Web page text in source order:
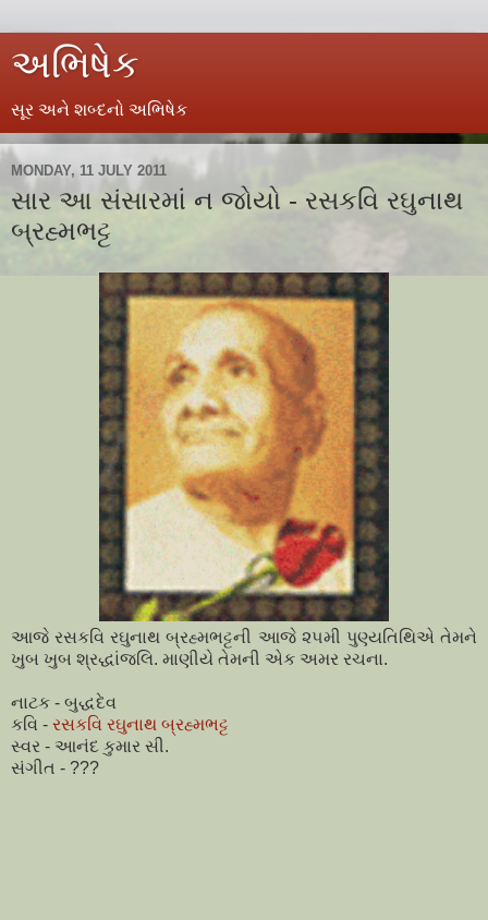
અભિષેક
સૂર અને શબ્દનો અભિષેક
MONDAY, 11 JULY 2011
સાર આ સંસારમાં ન જોયો - રસકવિ રઘુનાથ
બ્રહ્મભટ્ટ
આજે રસકવિ રઘુનાથ બ્રહ્મભટ્ટની આજે ૨૫મી પુણ્યતિથિએ તેમને
ખુબ ખુબ શ્રદ્ધાંજલિ. માણીયે તેમની એક અમર રચના.
નાટક - બુદ્ધદેવ
કવિ - રસકવિ રઘુનાથ બ્રહ્મભટ્ટ
સ્વર - આનંદ કુમાર સી.
સંગીત - ???